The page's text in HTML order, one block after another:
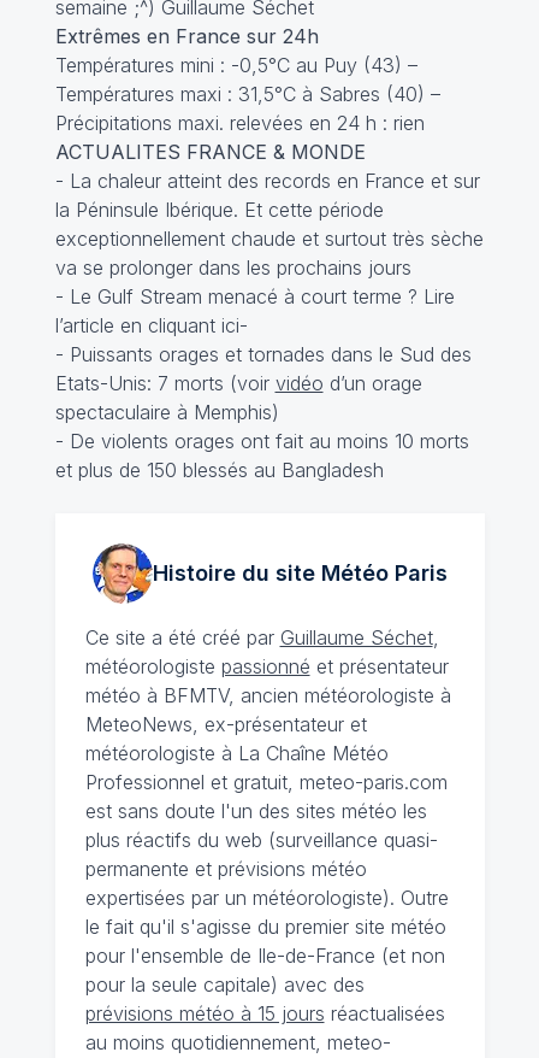
semaine ;^) Guillaume Séchet
Extrêmes en France sur 24h
Températures mini : -0,5°C au Puy (43) –
Températures maxi : 31,5°C à Sabres (40) –
Précipitations maxi. relevées en 24 h : rien
ACTUALITES FRANCE & MONDE
- La chaleur atteint des records en France et sur
la Péninsule Ibérique. Et cette période
exceptionnellement chaude et surtout très sèche
va se prolonger dans les prochains jours
- Le Gulf Stream menacé à court terme ? Lire
l’article en cliquant ici-
- Puissants orages et tornades dans le Sud des
Etats-Unis: 7 morts (voir vidéo d’un orage
spectaculaire à Memphis)
- De violents orages ont fait au moins 10 morts
et plus de 150 blessés au Bangladesh
Histoire du site MétéoParis
Ce site a été créé par Guillaume Séchet,
météorologiste passionné et présentateur
météo à BFMTV, ancien météorologiste à
MeteoNews, ex-présentateur et
météorologiste à La Chaîne Météo
Professionnel et gratuit, meteo-paris.com
est sans doute l'un des sites météo les
plus réactifs du web (surveillance quasi-
permanente et prévisions météo
expertisées par un météorologiste). Outre
le fait qu'il s'agisse du premier site météo
pour l'ensemble de Ile-de-France (et non
pour la seule capitale) avec des
prévisions météo à 15 jours réactualisées
au moins quotidiennement, meteo-